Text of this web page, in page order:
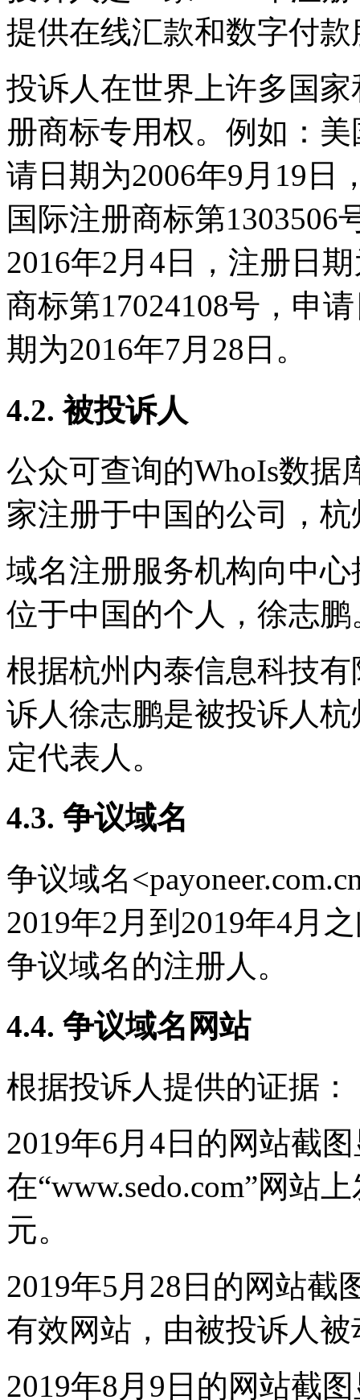
提供在线汇款和数字付款
投诉人在世界上许多国家
册商标专用权。例如：
请日期为2006年9月19日
国际注册商标第
2016年2月4日，注册日
商标第17024108号，申
期为2016年7月28日。
4.2. 被投诉人
公众可查询的WhoIs数据
家注册于中国的公司，
域名注册服务机构向中
位于中国的个人，徐志鹏
根据杭州内泰信息科技
诉人徐志鹏是被投诉人
定代表人。
4.3. 争议域名
争议域名
2019年2月到2019年4月
争议域名的注册人。
4.4. 争议域名网站
根据投诉人提供的证据：
2019年6月4日的网站截
在“www.sedo.com”网站
元。
2019年5月28日的网站截
有效网站，由被投诉人被
2019年8月9日的网站截